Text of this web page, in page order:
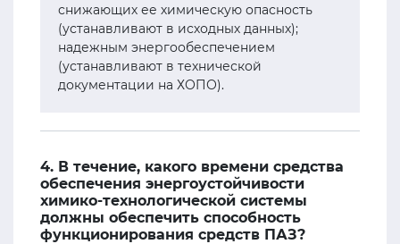
снижающих ее химическую опасность
(устанавливают в исходных данных);
надежным энергообеспечением
(устанавливают в технической
документации на ХОПО).
4. В течение, какого времени средства
обеспечения энергоустойчивости
химико-технологической системы
должны обеспечить способность
функционирования средств ПАЗ?